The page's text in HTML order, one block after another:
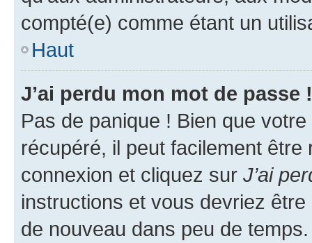
compté(e) comme étant un
Haut
J’ai perdu mon mot de passe !
Pas de panique ! Bien que
récupéré, il peut facilement
connexion et cliquez sur J’ai
instructions et vous devriez
de nouveau dans peu de temps.